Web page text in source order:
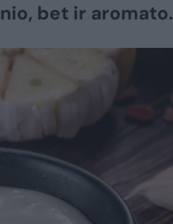
bet ir aromato.